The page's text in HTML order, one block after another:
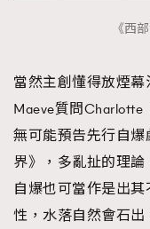
《西
當然主創懂得放煙
Maeve質問Charlotte
無可能預告先行自
界》，多亂扯的理
自爆也可當作是出
性，水落自然會石出